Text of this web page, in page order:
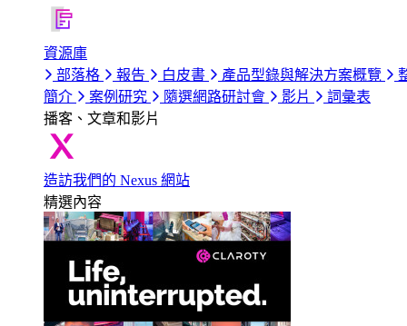
資源庫
部落格
報告 白皮書 產品型錄與解決方案概覽
簡介
案例研究 隨選網路研討會 影片
詞彙表
播客、文章和影片
造訪我們的 Nexus 網站
精選內容